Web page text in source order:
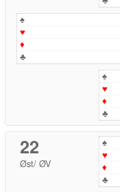
♠
♥
♦
♣
♠
♥
♦
♣
22
Øst/ ØV
♠
♥
♦
♣